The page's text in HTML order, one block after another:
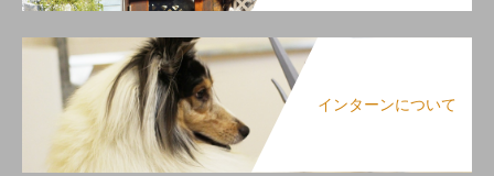
インターンについて